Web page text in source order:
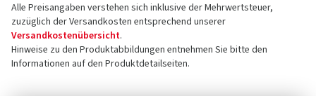
Alle Preisangaben verstehen sich inklusive der Mehrwertsteuer,
zuzüglich der Versandkosten entsprechend unserer
Versandkostenübersicht.
Hinweise zu den Produktabbildungen entnehmen Sie bitte den
Informationen auf den Produktdetailseiten.